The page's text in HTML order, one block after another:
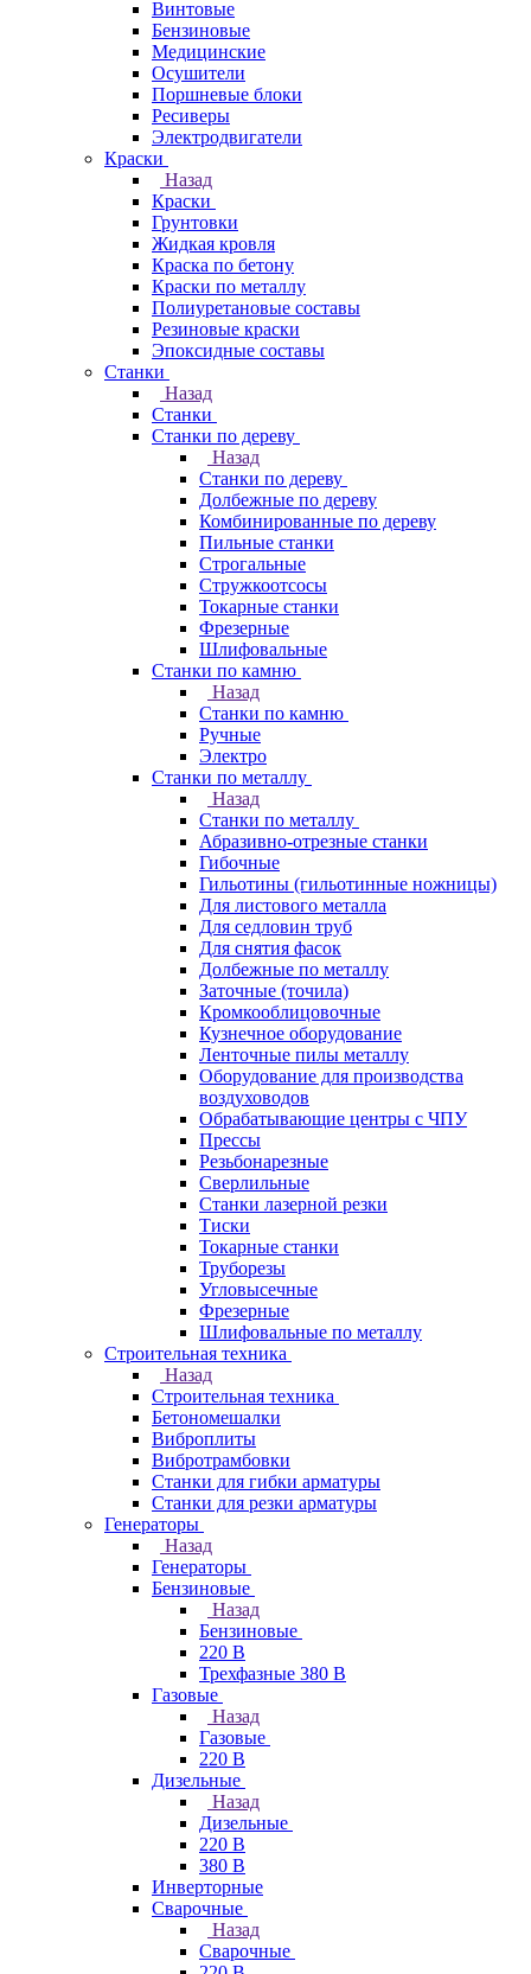
Винтовые
Бензиновые
Медицинские
Осушители
Поршневые блоки
Ресиверы
Электродвигатели
Краски
Назад
Краски
Грунтовки
Жидкая кровля
Краска по бетону
Краски по металлу
Полиуретановые составы
Резиновые краски
Эпоксидные составы
Станки
Назад
Станки
Станки по дереву
Назад
Станки по дереву
Долбежные по дереву
Комбинированные по дереву
Пильные станки
Строгальные
Стружкоотсосы
Токарные станки
Фрезерные
Шлифовальные
Станки по камню
Назад
Станки по камню
Ручные
Электро
Станки по металлу
Назад
Станки по металлу
Абразивно-отрезные станки
Гибочные
Гильотины (гильотинные ножницы)
Для листового металла
Для седловин труб
Для снятия фасок
Долбежные по металлу
Заточные (точила)
Кромкооблицовочные
Кузнечное оборудование
Ленточные пилы металлу
Оборудование для производства
воздуховодов
Обрабатывающие центры с ЧПУ
Прессы
Резьбонарезные
Сверлильные
Станки лазерной резки
Тиски
Токарные станки
Труборезы
Угловысечные
Фрезерные
Шлифовальные по металлу
Строительная техника
Назад
Строительная техника
Бетономешалки
Виброплиты
Вибротрамбовки
Станки для гибки арматуры
Станки для резки арматуры
Генераторы
Назад
Генераторы
Бензиновые
Назад
Бензиновые
220 В
Трехфазные 380 В
Газовые
Назад
Газовые
220 В
Дизельные
Назад
Дизельные
220 В
380 В
Инверторные
Сварочные
Назад
Сварочные